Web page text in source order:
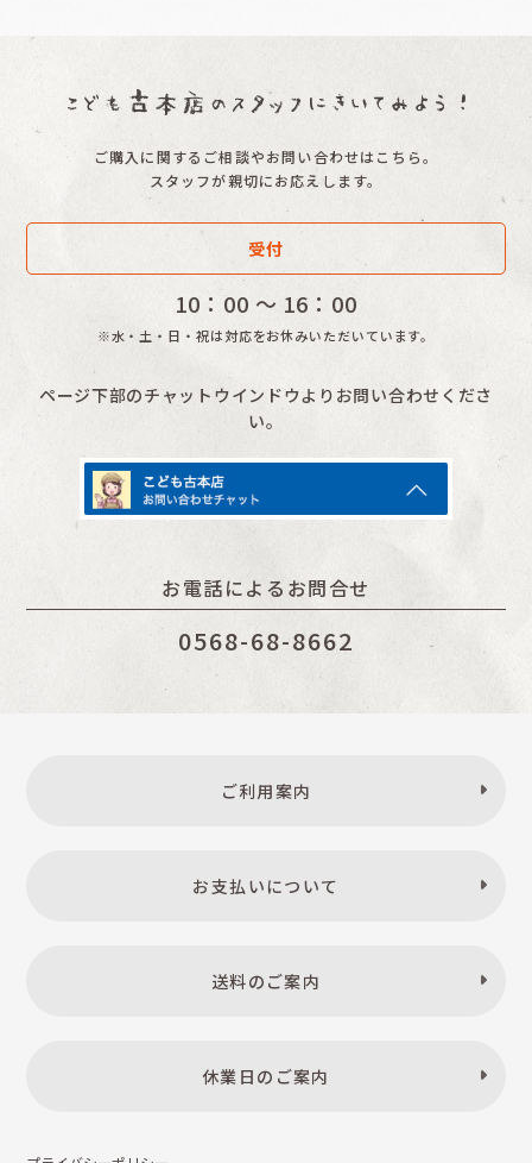
ご購入に関するご相談やお問い合わせはこちら。
スタッフが親切にお応えします。
受付
10：00 〜 16：00
※水・土・日・祝は対応をお休みいただいています。
ページ下部のチャットウインドウよりお問い合わせくださ
い。
お電話によるお問合せ
0568-68-8662
ご利用案内
お支払いについて
送料のご案内
休業日のご案内